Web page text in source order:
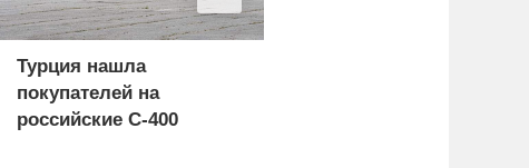
Турция нашла
покупателей на
российские C-400